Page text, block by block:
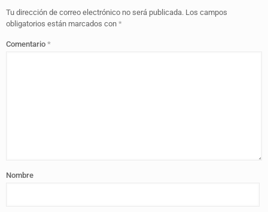
Tu dirección de correo electrónico no será publicada. Los campos
obligatorios están marcados con *
Comentario *
Nombre